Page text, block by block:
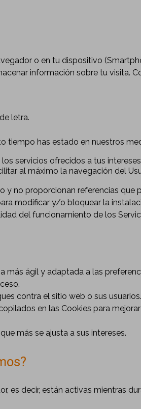
o en tu dispositivo
información sobre tu visita.
letra.
tiempo has estado en nuestros
servicios ofrecidos a tus
al máximo la navegación del
y no proporcionan referencias que
modificar y/o bloquear la
del funcionamiento de los
ágil y adaptada a las
contra el sitio web o sus usuarios.
en las Cookies para
más se ajusta a sus intereses.
es decir, están activas mientras